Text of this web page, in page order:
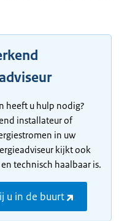
heeft u hulp nodig?
installateur of
in uw
kijkt ook
technisch haalbaar is.
u in de buurt